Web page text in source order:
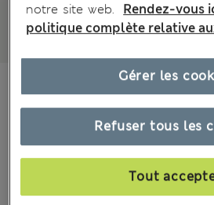
262 les commentaires reçus
Tous les prix incluent les
COULEUR: Naturel Clair
notre site web.
Rendez-vous
politique complète relative
Refuser tous les
Tout
Gérer les